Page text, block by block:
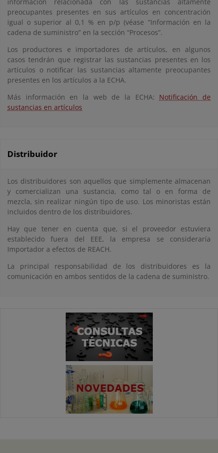
preocupantes presentes en sus artículos en concentración
igual o superior al 0,1 % en p/p (véase “Información en la
cadena de suministro” en la sección “Procesos”.
Los productores e importadores de artículos, en algunos
casos tendrán que registrar las sustancias presentes en los
artículos o notificar las sustancias altamente preocupantes
presentes en los artículos a la ECHA.
Más información en la web de la ECHA: Notificación de
sustancias en artículos
Distribuidor
Los distribuidores son aquellos que simplemente almacenan
y comercializan una sustancia, como tal o en forma de
mezcla, sin realizar ningún tipo de uso. Los minoristas están
incluidos dentro de los distribuidores.
Hay que tener en cuenta que, si el proveedor estuviera
establecido fuera del EEE, la empresa se consideraría
Importador a efectos de REACH.
La principal responsabilidad de los distribuidores es la
comunicación en ambos sentidos de la cadena de suministro.